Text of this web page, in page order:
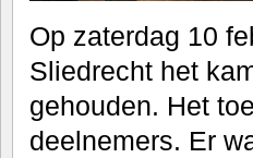
Op zaterdag 10
Sliedrecht het
gehouden. Het
deelnemers. Er